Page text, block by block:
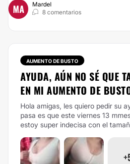
MA
Mardel
8 comentarios
AUMENTO DE BUSTO
AYUDA, AÚN NO SÉ QUE
EN MI AUMENTO DE
Hola amigas, les quiero pedir su
pasa es que este viernes 13
estoy super indecisa con el